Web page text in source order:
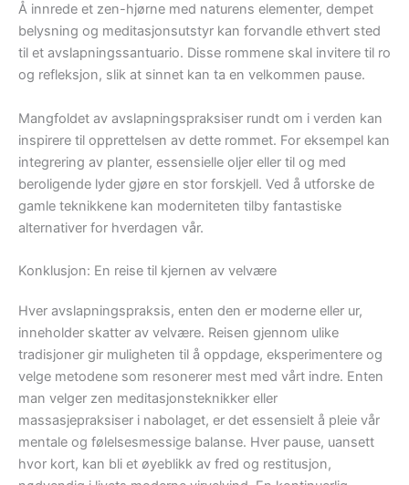
Å innrede et zen-hjørne med naturens elementer, dempet
belysning og meditasjonsutstyr kan forvandle ethvert sted
til et avslapningssantuario. Disse rommene skal invitere til ro
og refleksjon, slik at sinnet kan ta en velkommen pause.
Mangfoldet av avslapningspraksiser rundt om i verden kan
inspirere til opprettelsen av dette rommet. For eksempel kan
integrering av planter, essensielle oljer eller til og med
beroligende lyder gjøre en stor forskjell. Ved å utforske de
gamle teknikkene kan moderniteten tilby fantastiske
alternativer for hverdagen vår.
Konklusjon: En reise til kjernen av velvære
Hver avslapningspraksis, enten den er moderne eller ur,
inneholder skatter av velvære. Reisen gjennom ulike
tradisjoner gir muligheten til å oppdage, eksperimentere og
velge metodene som resonerer mest med vårt indre. Enten
man velger zen meditasjonsteknikker eller
massasjepraksiser i nabolaget, er det essensielt å pleie vår
mentale og følelsesmessige balanse. Hver pause, uansett
hvor kort, kan bli et øyeblikk av fred og restitusjon,